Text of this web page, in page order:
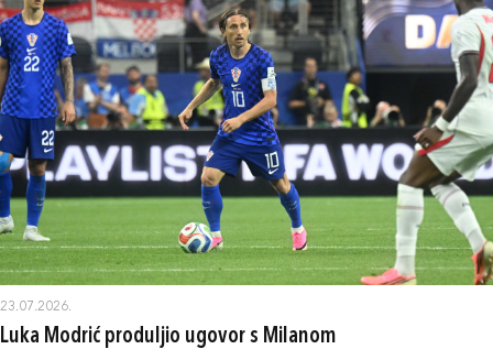
23.07.2026.
Luka Modrić produljio ugovor s Milanom